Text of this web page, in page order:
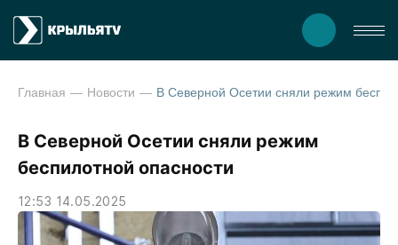
Главная Новости
В Северной Осетии сняли режим
беспилотной опасности
12:53 14.05.2025